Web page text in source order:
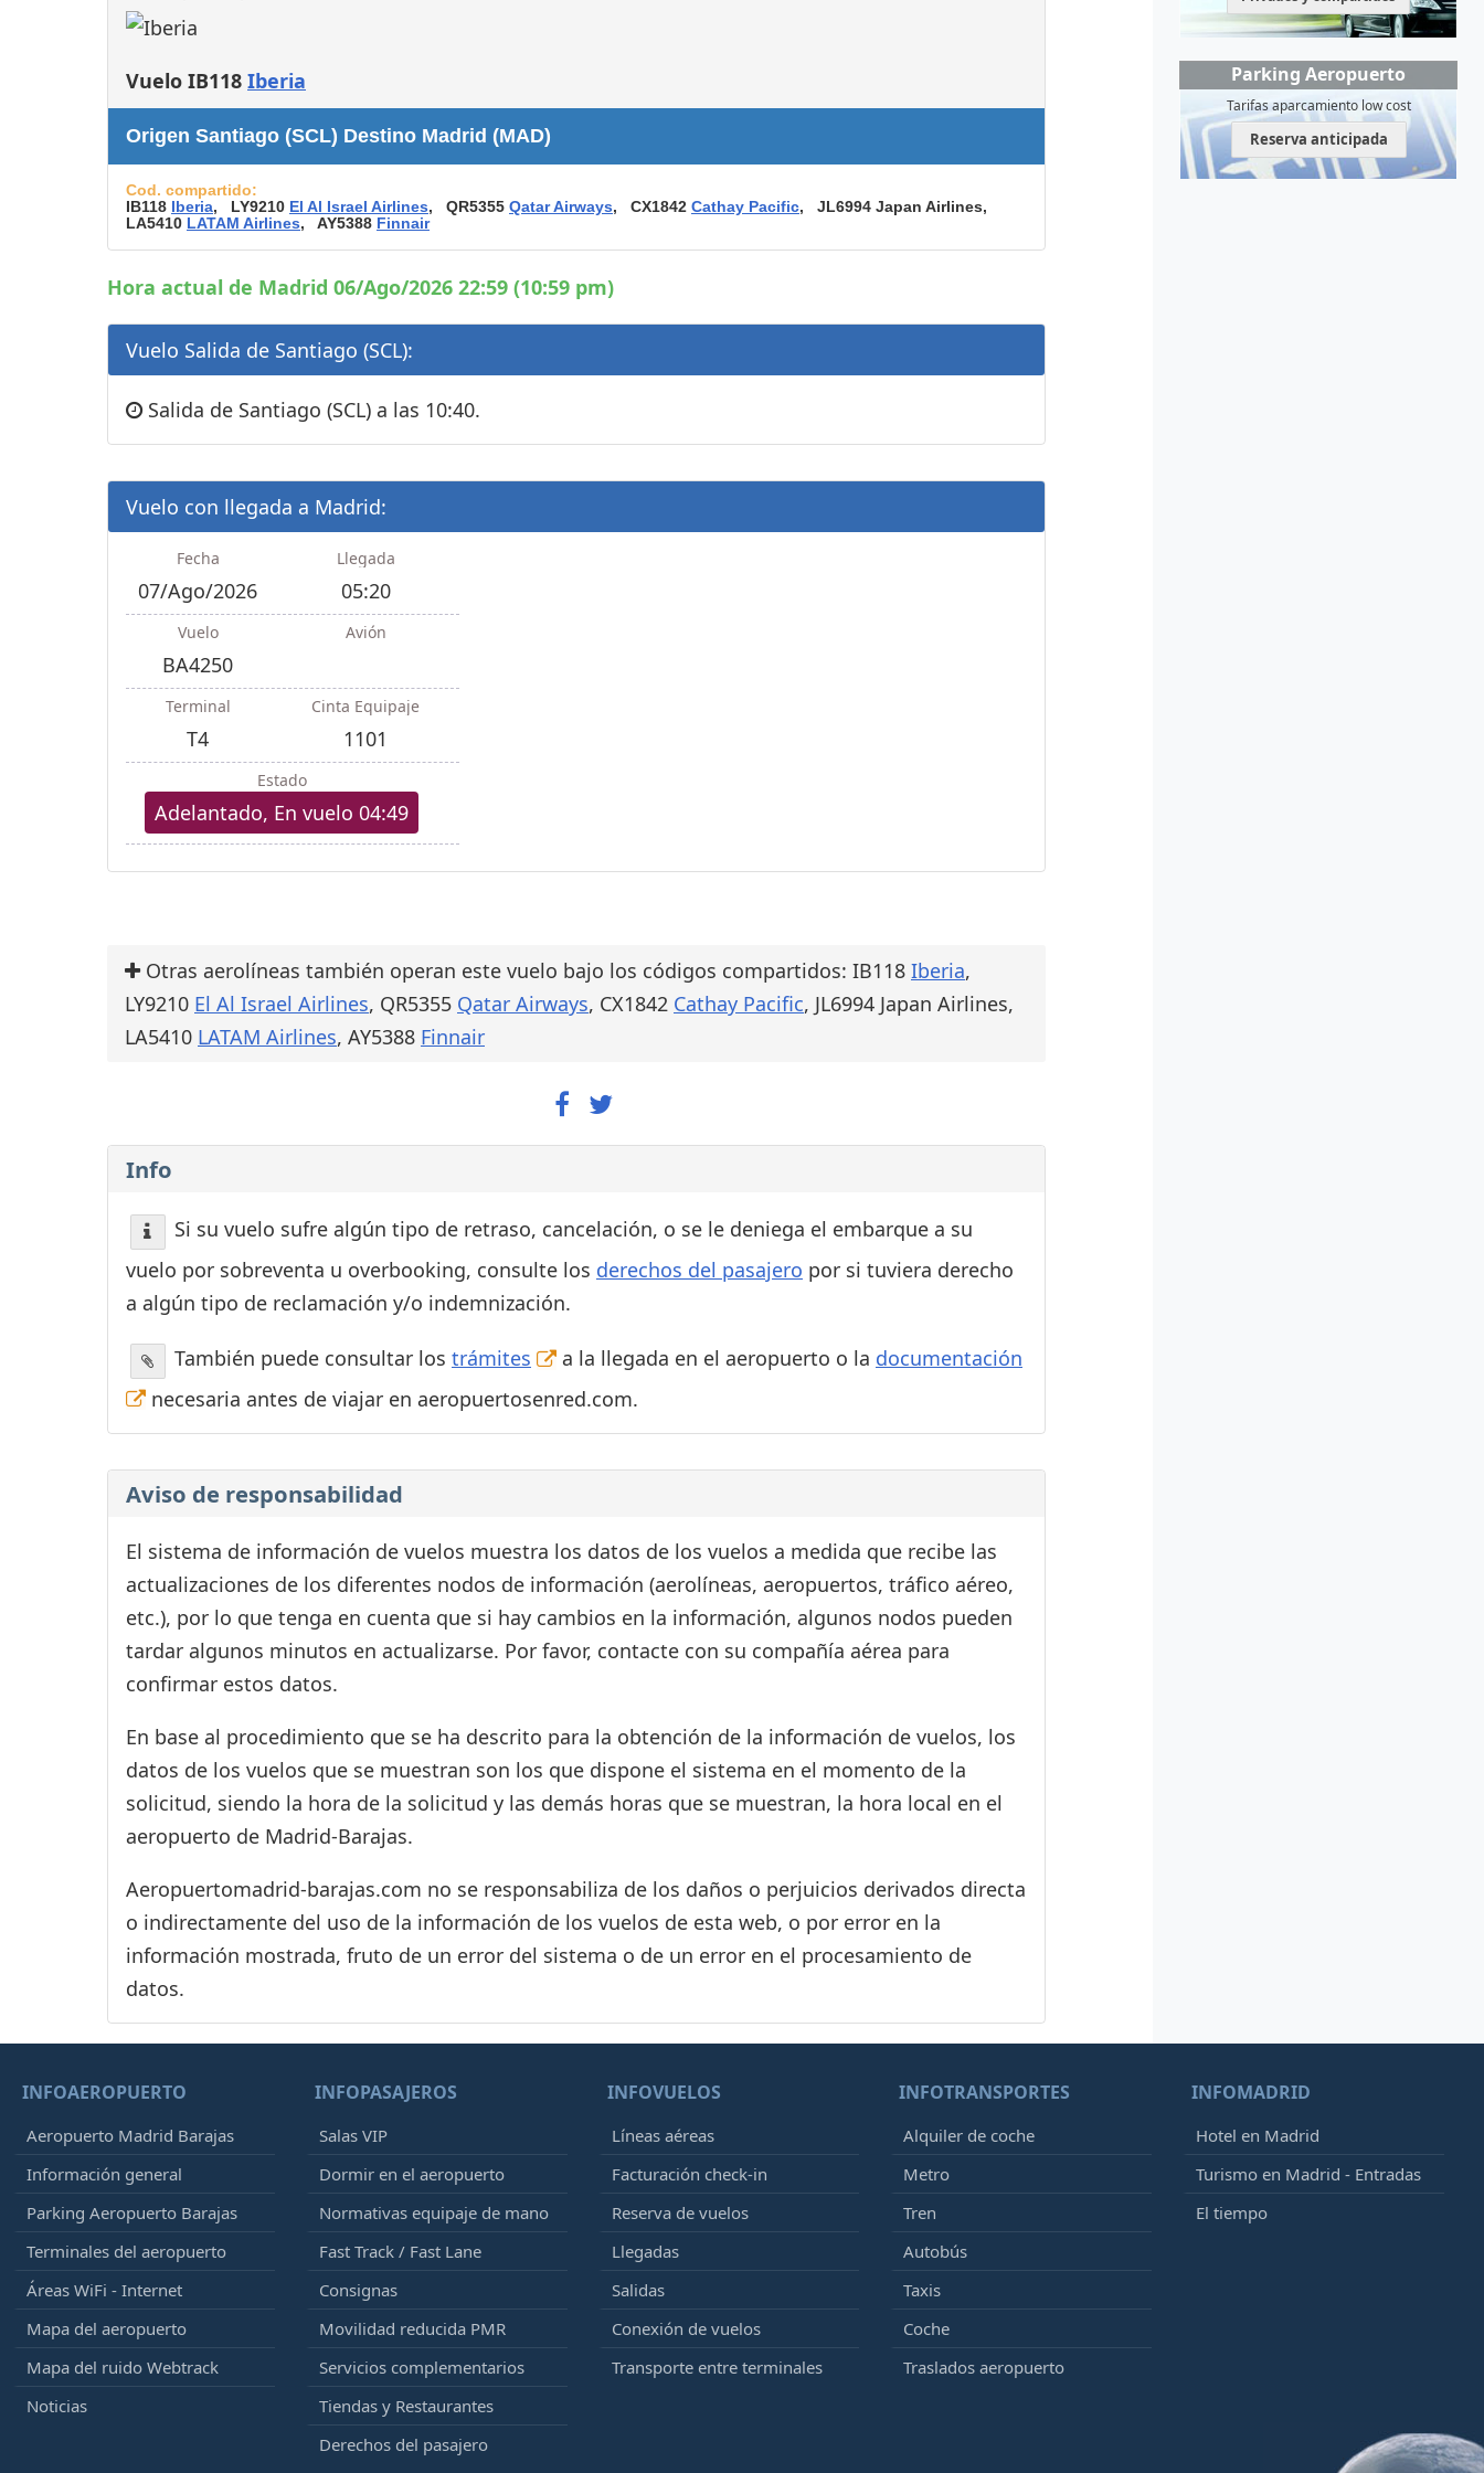
Vuelo IB118 Iberia
Origen Santiago (SCL) Destino Madrid (MAD)
Cod. compartido:
IB118 Iberia, LY9210 El Al Israel Airlines, QR5355 Qatar Airways, CX1842 Cathay Pacific, JL6994 Japan Airlines,
LA5410 LATAM Airlines, AY5388 Finnair
Hora actual de Madrid 06/Ago/2026 22:59 (10:59 pm)
Vuelo Salida de Santiago (SCL):
Salida de Santiago (SCL) a las 10:40.
Vuelo con llegada a Madrid:
Fecha
07/Ago/2026
Llegada
05:20
Vuelo
BA4250
Avión
Terminal
T4
Cinta Equipaje
1101
Estado
Adelantado, En vuelo 04:49
Otras aerolíneas también operan este vuelo bajo los códigos compartidos: IB118 Iberia,
LY9210 El Al Israel Airlines, QR5355 Qatar Airways, CX1842 Cathay Pacific, JL6994 Japan Airlines,
LA5410 LATAM Airlines, AY5388 Finnair
Info
Si su vuelo sufre algún tipo de retraso, cancelación, o se le deniega el embarque a su
vuelo por sobreventa u overbooking, consulte los derechos del pasajero por si tuviera derecho
a algún tipo de reclamación y/o indemnización.
También puede consultar los trámites a la llegada en el aeropuerto o la documentación
necesaria antes de viajar en aeropuertosenred.com.
Aviso de responsabilidad
El sistema de información de vuelos muestra los datos de los vuelos a medida que recibe las
actualizaciones de los diferentes nodos de información (aerolíneas, aeropuertos, tráfico aéreo,
etc.), por lo que tenga en cuenta que si hay cambios en la información, algunos nodos pueden
tardar algunos minutos en actualizarse. Por favor, contacte con su compañía aérea para
confirmar estos datos.
En base al procedimiento que se ha descrito para la obtención de la información de vuelos, los
datos de los vuelos que se muestran son los que dispone el sistema en el momento de la
solicitud, siendo la hora de la solicitud y las demás horas que se muestran, la hora local en el
aeropuerto de Madrid-Barajas.
Aeropuertomadrid-barajas.com no se responsabiliza de los daños o perjuicios derivados directa
o indirectamente del uso de la información de los vuelos de esta web, o por error en la
información mostrada, fruto de un error del sistema o de un error en el procesamiento de
datos.
Parking Aeropuerto
Tarifas aparcamiento low cost
Reserva anticipada
INFOAEROPUERTO
Aeropuerto Madrid Barajas
Información general
Parking Aeropuerto Barajas
Terminales del aeropuerto
Áreas WiFi - Internet
Mapa del aeropuerto
Mapa del ruido Webtrack
Noticias
INFOPASAJEROS
Salas VIP
Dormir en el aeropuerto
Normativas equipaje de mano
Fast Track / Fast Lane
Consignas
Movilidad reducida PMR
Servicios complementarios
Tiendas y Restaurantes
Derechos del pasajero
INFOVUELOS
Líneas aéreas
Facturación check-in
Reserva de vuelos
Llegadas
Salidas
Conexión de vuelos
Transporte entre terminales
INFOTRANSPORTES
Alquiler de coche
Metro
Tren
Autobús
Taxis
Coche
Traslados aeropuerto
INFOMADRID
Hotel en Madrid
Turismo en Madrid - Entradas
El tiempo
Tiendas y Restaurantes